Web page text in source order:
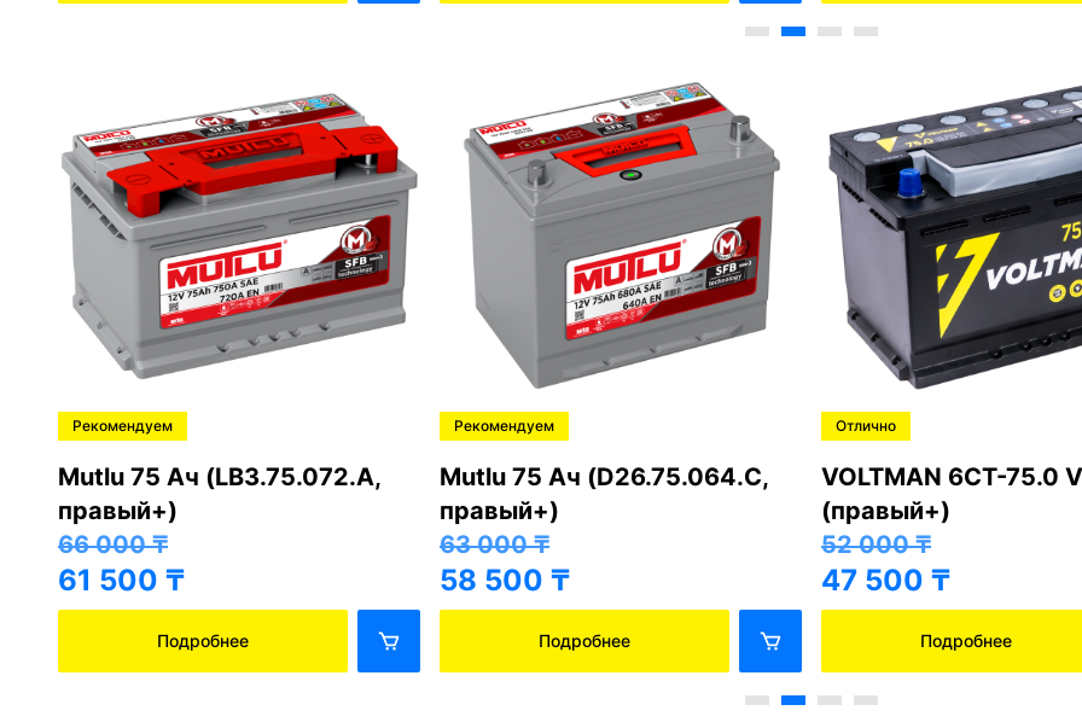
Рекомендуем
Mutlu 75 Ач (LB3.75.072.A,
правый+)
66 000₸
61 500 ₸
Подробнее
Рекомендуем
Mutlu 75 Ач (D26.75.064.C,
правый+)
63 000₸
58 500 ₸
Подробнее
Отлично
VOLTMAN 6CT-75.0
(правый+)
52 000₸
47 500 ₸
Подробнее